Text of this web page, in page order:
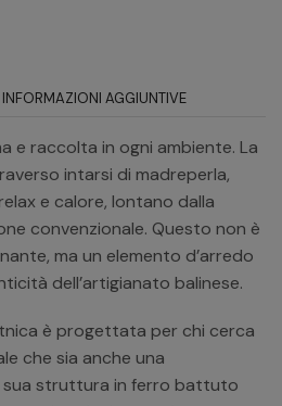
INFORMAZIONI AGGIUNTIVE
e raccolta in ogni ambiente. La
intarsi di madreperla,
e calore, lontano dalla
convenzionale. Questo non è
ma un elemento d’arredo
dell’artigianato balinese.
è progettata per chi cerca
che sia anche una
sua struttura in ferro battuto